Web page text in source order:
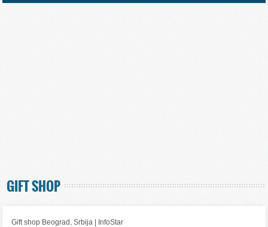
GIFT SHOP
Gift shop Beograd, Srbija | InfoStar